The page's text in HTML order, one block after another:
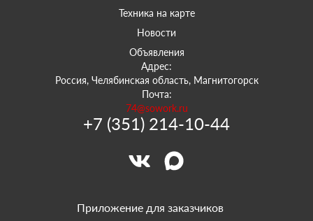
Техника на карте
Новости
Объявления
Адрес:
Россия, Челябинская область, Магнитогорск
Почта:
74@sowork.ru
+7 (351) 214-10-44
Приложение для заказчиков